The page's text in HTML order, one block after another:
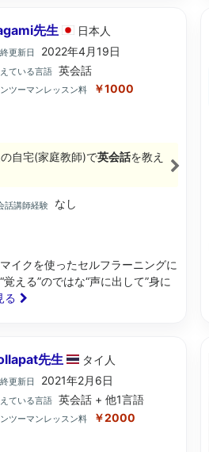
先生 日本 人
更新日 2022年4月19日
ている言語 英会話
ツーマンレッスン料 ￥1000
自宅(家庭教師)で英会話を教え
話講師経験
なし
イクを使ったセルフラーニングに
える”のではな“声に出して”身に
る
先生 タイ 人
更新日 2021年2月6日
ている言語 英会話 + 他1言語
ツーマンレッスン料 ￥2000